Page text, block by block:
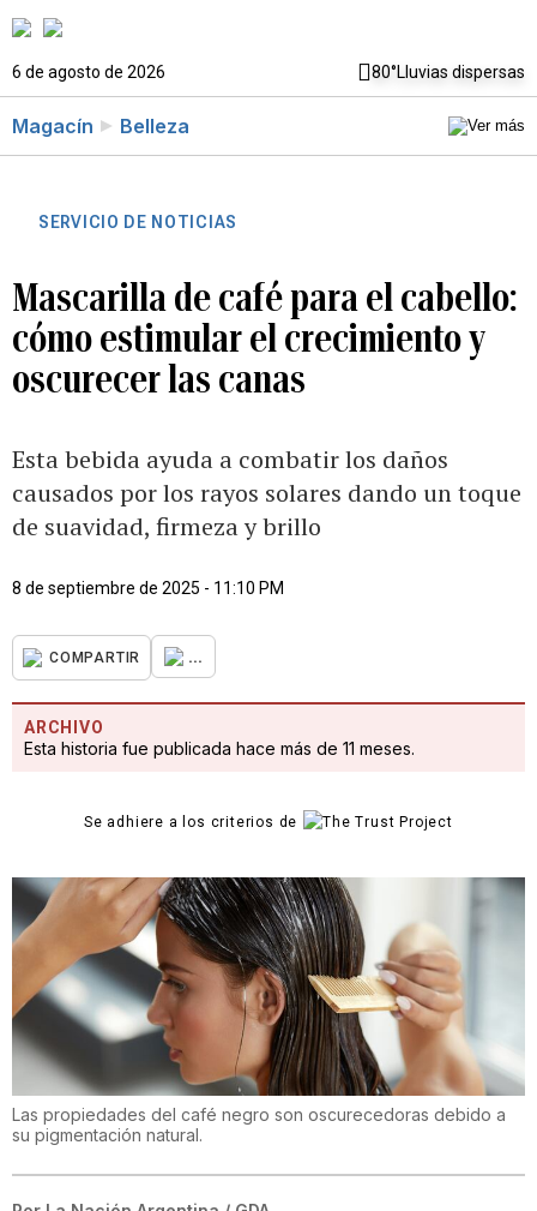
6 de agosto de 2026 80°Lluvias dispersas
Magacín Belleza
SERVICIO DE NOTICIAS
Mascarilla de café para el cabello:
cómo estimular el crecimiento y
oscurecer las canas
Esta bebida ayuda a combatir los daños
causados por los rayos solares dando un toque
de suavidad, firmeza y brillo
8 de septiembre de 2025 - 11:10 PM
COMPARTIR ...
ARCHIVO
Esta historia fue publicada hace más de 11 meses.
Se adhiere a los criterios de
Las propiedades del café negro son oscurecedoras debido a
su pigmentación natural.